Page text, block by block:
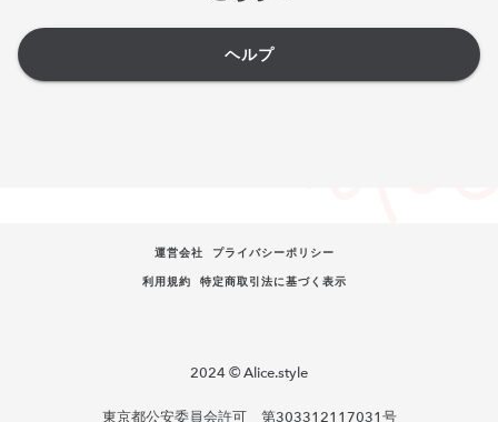
ヘルプ
運営会社
プライバシーポリシー
利用規約
特定商取引法に基づく表示
2024 © Alice.style
東京都公安委員会許可 第303312117031号